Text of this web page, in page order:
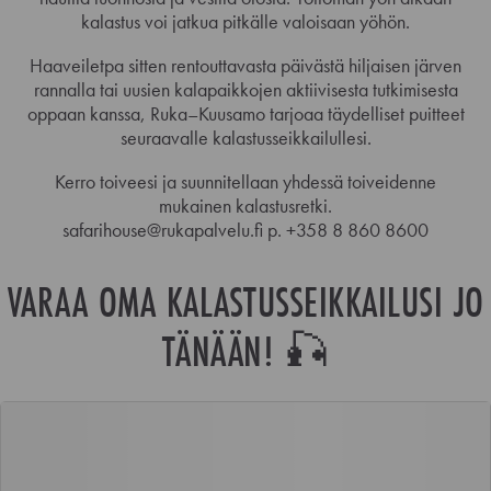
kalastus voi jatkua pitkälle valoisaan yöhön.
Haaveiletpa sitten rentouttavasta päivästä hiljaisen järven
rannalla tai uusien kalapaikkojen aktiivisesta tutkimisesta
oppaan kanssa, Ruka–Kuusamo tarjoaa täydelliset puitteet
seuraavalle kalastusseikkailullesi.
Kerro toiveesi ja suunnitellaan yhdessä toiveidenne
mukainen kalastusretki.
safarihouse@rukapalvelu.fi p. +358 8 860 8600
VARAA OMA KALASTUSSEIKKAILUSI JO
TÄNÄÄN! 🎣